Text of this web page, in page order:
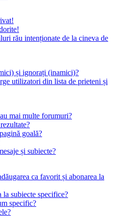
rău intenționate de la cineva de
și ignorați (inamici)?
utilizatori din lista de prieteni și
mai multe forumuri?
goală?
și subiecte?
ca favorit și abonarea la
la subiecte specifice?
specific?